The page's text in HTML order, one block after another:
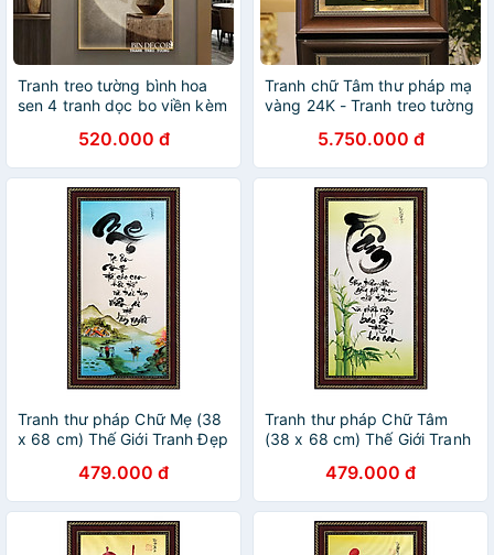
Tranh treo tường bình hoa
sen 4 tranh dọc bo viền kèm
520.000 đ
Tranh chữ Tâm thư pháp mạ
vàng 24K - Tranh treo tường
5.750.000 đ
Tranh thư pháp Chữ Mẹ (38
x 68 cm) Thế Giới Tranh Đẹp
479.000 đ
Tranh thư pháp Chữ Tâm
(38 x 68 cm) Thế Giới Tranh
479.000 đ